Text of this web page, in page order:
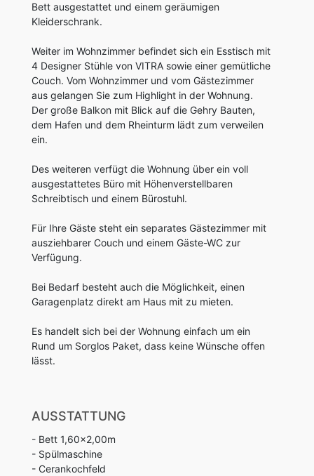
Bett ausgestattet und einem geräumigen
Kleiderschrank.
Weiter im Wohnzimmer befindet sich ein Esstisch mit
4 Designer Stühle von VITRA sowie einer gemütliche
Couch. Vom Wohnzimmer und vom Gästezimmer
aus gelangen Sie zum Highlight in der Wohnung.
Der große Balkon mit Blick auf die Gehry Bauten,
dem Hafen und dem Rheinturm lädt zum verweilen
ein.
Des weiteren verfügt die Wohnung über ein voll
ausgestattetes Büro mit Höhenverstellbaren
Schreibtisch und einem Bürostuhl.
Für Ihre Gäste steht ein separates Gästezimmer mit
ausziehbarer Couch und einem Gäste-WC zur
Verfügung.
Bei Bedarf besteht auch die Möglichkeit, einen
Garagenplatz direkt am Haus mit zu mieten.
Es handelt sich bei der Wohnung einfach um ein
Rund um Sorglos Paket, dass keine Wünsche offen
lässt.
AUSSTATTUNG
- Bett 1,60x2,00m
- Spülmaschine
- Cerankochfeld